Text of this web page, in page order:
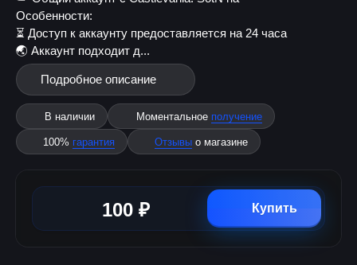
Особенности:
⏳ Доступ к аккаунту предоставляется на 24 часа
🌏 Аккаунт подходит д...
Подробное описание
В наличии Моментальное получение
100% гарантия Отзывы о магазине
100 ₽ Купить